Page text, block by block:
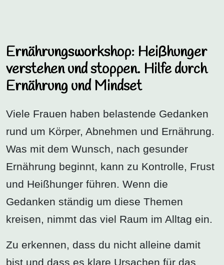
Ernährungsworkshop: Heißhunger
verstehen und stoppen. Hilfe durch
Ernährung und Mindset
Viele Frauen haben belastende Gedanken
rund um Körper, Abnehmen und Ernährung.
Was mit dem Wunsch, nach gesunder
Ernährung beginnt, kann zu Kontrolle, Frust
und Heißhunger führen. Wenn die
Gedanken ständig um diese Themen
kreisen, nimmt das viel Raum im Alltag ein.
Zu erkennen, dass du nicht alleine damit
bist und dass es klare Ursachen für das